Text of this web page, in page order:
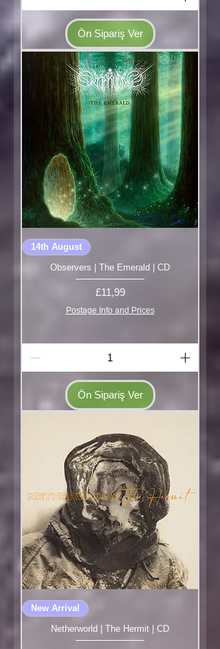
Ön Sipariş Ver
14th August
Observers | The Emerald | CD
Fiyat
£11,99
Postage Info and Prices
Ön Sipariş Ver
New Arrival
Netherworld | The Hermit | CD